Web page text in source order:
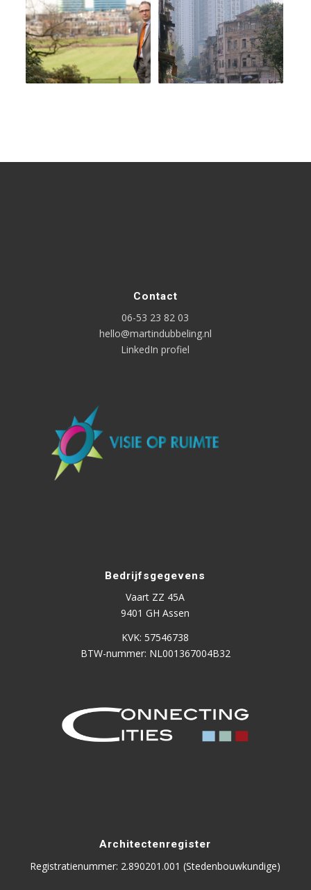
Contact
06-53 23 82 03
hello@martindubbeling.nl
LinkedIn profiel
Bedrijfsgegevens
Vaart ZZ 45A
9401 GH Assen
KVK: 57546738
BTW-nummer: NL001367004B32
Architectenregister
Registratienummer: 2.890201.001 (Stedenbouwkundige)